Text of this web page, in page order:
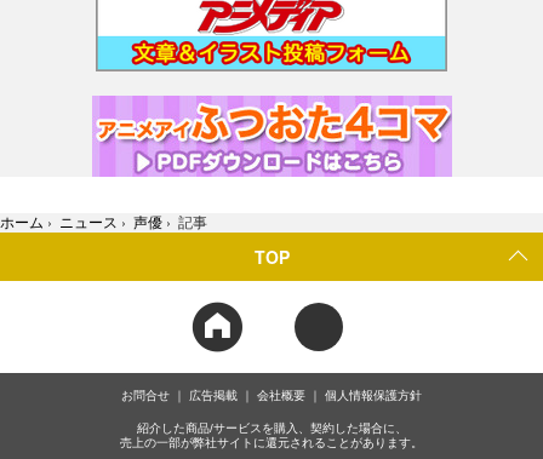
ホーム › ニュース › 声優 › 記事
TOP
お問合せ 広告掲載 会社概要 個人情報保護方針
紹介した商品/サービスを購入、契約した場合に、
売上の一部が弊社サイトに還元されることがあります。